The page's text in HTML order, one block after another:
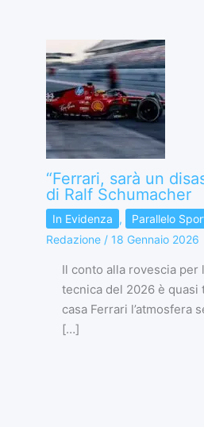
“Ferrari, sarà un
di Ralf Schumacher
In Evidenza , Parallelo
Redazione / 18 Gennaio 2026
Il conto alla rovescia per
tecnica del 2026 è quasi
casa Ferrari l’atmosfera
[…]